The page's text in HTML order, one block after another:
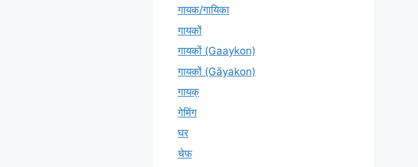
गायक/गायिका
गायकों
गायकों (Gaaykon)
गायकों (Gāyakon)
गायक्
गेमिंग
घर
चेफ